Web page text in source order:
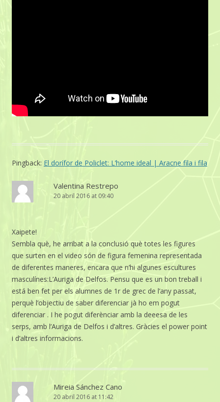
Pingback: El dorífor de Policlet: L’home ideal | Aracne fila i fila
Valentina Restrepo
20 abril 2016 at 09:40
Xaipete!
Sembla què, he arribat a la conclusió què totes les figures
que surten en el video són de figura femenina representada
de diferentes maneres, encara que n’hi algunes escultures
masculínes:L’Auriga de Delfos. Pensu que es un bon treball i
está ben fet per els alumnes de 1r de grec de l’any passat,
perquè l’objectiu de saber diferenciar jà ho em pogut
diferenciar . I he pogut diferènciar amb la deeesa de les
serps, amb l’Auriga de Delfos i d’altres. Gràcies el power point
i d’altres informacions.
Mireia Sánchez Cano
20 abril 2016 at 11:42